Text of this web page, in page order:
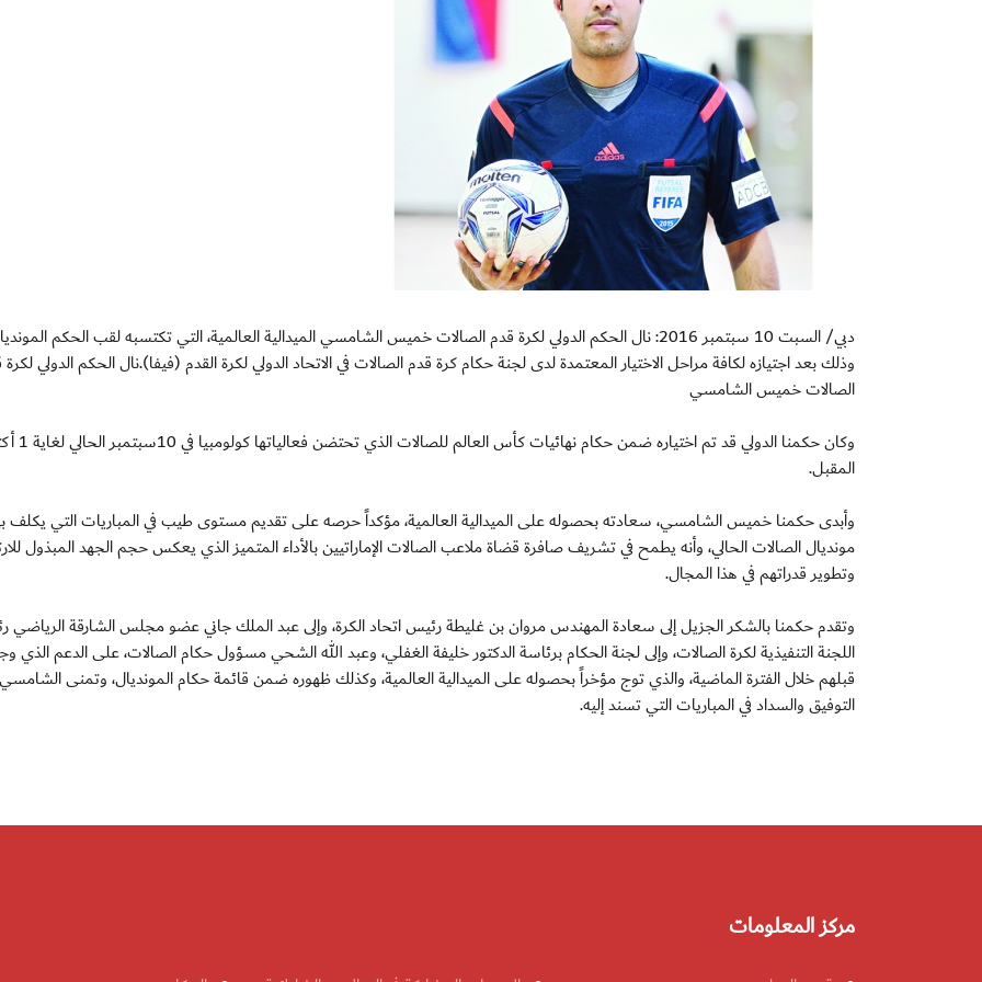
دبي/ السبت 10 سبتمبر 2016: نال الحكم الدولي لكرة قدم الصالات خميس الشامسي الميدالية العالمية، التي تكتسبه لقب الحكم
وذلك بعد اجتيازه لكافة مراحل الاختيار المعتمدة لدى لجنة حكام كرة قدم الصالات في الاتحاد الدولي لكرة القدم (فيفا).نال الحكم الدولي
الصالات خميس الشامسي
وكان حكمنا الدولي قد تم اختياره
المقبل.
وأبدى حكمنا خميس الشامسي، سعادته بحصوله على الميدالية العالمية، مؤكداً حرصه على تقديم مستوى طيب في المباريات التي يكلف
مونديال الصالات الحالي، وأنه يطمح في تشريف صافرة قضاة ملاعب الصالات الإماراتيين بالأداء المتميز الذي يعكس حجم الجهد المبذول
وتطوير قدراتهم في هذا المجال.
وتقدم حكمنا بالشكر الجزيل إلى سعادة المهندس مروان بن غليطة رئيس اتحاد الكرة، وإلى عبد الملك جاني عضو مجلس الشارقة الرياضي
اللجنة التنفيذية لكرة الصالات، وإلى لجنة الحكام برئاسة الدكتور خليفة الغفلي، وعبد الله الشحي مسؤول حكام الصالات، على الدعم الذي
قبلهم خلال الفترة الماضية، والذي توج مؤخراً بحصوله على الميدالية العالمية، وكذلك ظهوره ضمن قائمة حكام المونديال، وتمنى الشامسي
التوفيق والسداد في المباريات التي تسند إليه.
مركز المعلومات